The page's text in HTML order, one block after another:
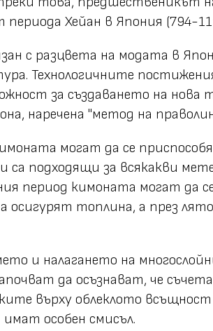
Хейан в Япония (794-
с разцвета на модата в
Технологичните
за създаването на нова
наречена "метод на
могат да се
подходящи за всякакви
период кимоната могат да
осигурят топлина, а през
и налагането на
да осъзнават, че
върху облеклото всъщност
имат особен смисъл.